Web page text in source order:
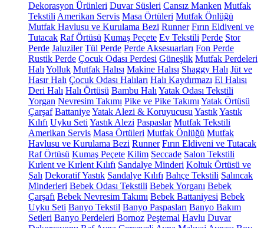
Dekorasyon Ürünleri Duvar Süsleri Cansız Manken Mutfak
Tekstili Amerikan Servis Masa Örtüleri Mutfak Önlüğü
Mutfak Havlusu ve Kurulama Bezi Runner Fırın Eldiveni ve
Tutacak Raf Örtüsü Kumaş Peçete Ev Tekstili Perde Stor
Perde Jaluziler Tül Perde Perde Aksesuarları Fon Perde
Rustik Perde Çocuk Odası Perdesi Güneşlik Mutfak Perdeleri
Halı Yolluk Mutfak Halısı Makine Halısı Shaggy Halı Jüt ve
Hasır Halı Çocuk Odası Halıları Halı Kaydırmazı El Halısı
Deri Halı Halı Örtüsü Bambu Halı Yatak Odası Tekstili
Yorgan Nevresim Takımı Pike ve Pike Takımı Yatak Örtüsü
Çarşaf BattaniyeYatak Alezi & Koruyucusu YastıkYastık
Kılıfı Uyku Seti Yastık Alezi Paspaslar Mutfak Tekstili
Amerikan Servis Masa Örtüleri Mutfak Önlüğü Mutfak
Havlusu ve Kurulama Bezi Runner Fırın Eldiveni ve Tutacak
Raf Örtüsü Kumaş Peçete Kilim Seccade Salon Tekstili
Kırlent ve Kırlent Kılıfı Sandalye Minderi Koltuk Örtüsü ve
Şalı Dekoratif Yastık Sandalye Kılıfı Bahçe Tekstili Salıncak
Minderleri Bebek Odası Tekstili Bebek Yorganı Bebek
Çarşafı Bebek Nevresim Takımı Bebek Battaniyesi Bebek
Uyku Seti Banyo Tekstil Banyo Paspasları Banyo Bakım
Setleri Banyo Perdeleri Bornoz Peştemal Havlu Duvar